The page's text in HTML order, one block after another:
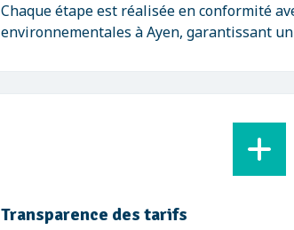
Chaque étape est réalisée en conformité
environnementales à Ayen, garantissant
Transparence des tarifs